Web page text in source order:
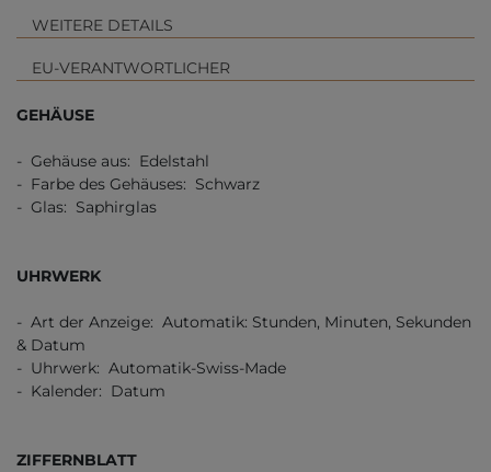
WEITERE DETAILS
EU-VERANTWORTLICHER
GEHÄUSE
- Gehäuse aus: Edelstahl
- Farbe des Gehäuses: Schwarz
- Glas: Saphirglas
UHRWERK
- Art der Anzeige: Automatik: Stunden, Minuten, Sekunden
& Datum
- Uhrwerk: Automatik-Swiss-Made
- Kalender: Datum
ZIFFERNBLATT